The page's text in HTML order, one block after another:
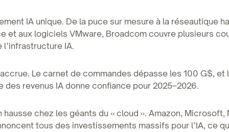
IA unique. De la puce sur mesure à la réseautique
et aux logiciels VMware, Broadcom couvre plusieurs
IA.
Le carnet de commandes dépasse les 100 G$, et
des revenus IA donne confiance pour 2025–2026.
hausse chez les géants du « cloud ». Amazon, Microsoft,
tous des investissements massifs pour l’IA, ce